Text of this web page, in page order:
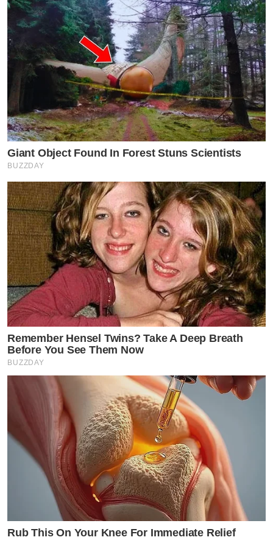
Giant Object Found In Forest Stuns Scientists
BUZZDAY
Remember Hensel Twins? Take A Deep Breath
Before You See Them Now
BUZZDAY
Rub This On Your Knee For Immediate Relief